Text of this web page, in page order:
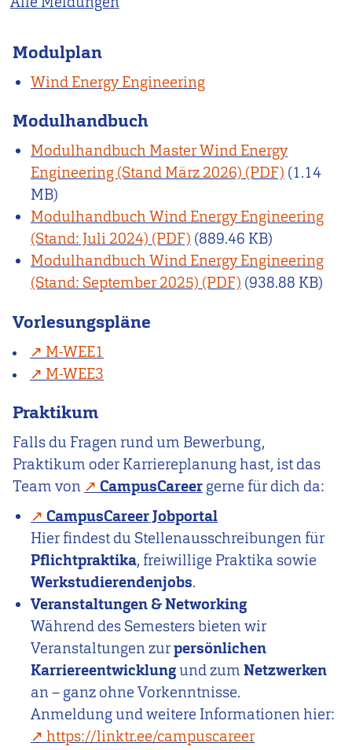
Modulplan
Wind Energy Engineering
Modulhandbuch
Modulhandbuch Master Wind Energy
Engineering (Stand März 2026)
(1.14
MB)
Modulhandbuch Wind Energy Engineering
(Stand: Juli 2024)
(889.46 KB)
Modulhandbuch Wind Energy Engineering
(Stand: September 2025)
(938.88 KB)
Vorlesungspläne
M-WEE1
M-WEE3
Praktikum
Falls du Fragen rund um Bewerbung,
Praktikum oder Karriereplanung hast, ist das
Team von
CampusCareer gerne für dich da:
CampusCareer Jobportal
Hier findest du Stellenausschreibungen für
Pflichtpraktika, freiwillige Praktika sowie
Werkstudierendenjobs.
Veranstaltungen & Networking
Während des Semesters bieten wir
Veranstaltungen zurpersönlichen
Karriereentwicklungund zumNetzwerken
an – ganz ohne Vorkenntnisse.
Anmeldung und weitere Informationen hier:
https://linktr.ee/campuscareer